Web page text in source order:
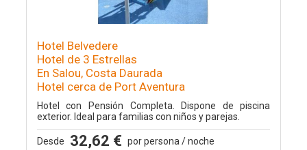
Hotel Belvedere
Hotel de 3 Estrellas
En Salou, Costa Daurada
Hotel cerca de Port Aventura
Hotel con Pensión Completa. Dispone de piscina
exterior. Ideal para familias con niños y parejas.
Desde 32,62 € por persona / noche